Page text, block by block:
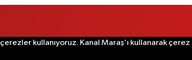
kullanıyoruz. Kanal Maraş'ı kullanarak çerez